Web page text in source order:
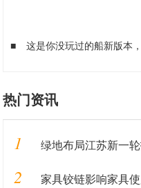
■ 这是你没玩过的船新版本，
热门资讯
1 绿地布局江苏新一轮投
2 家具铰链影响家具